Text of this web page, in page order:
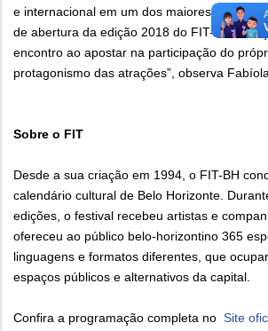
e internacional em um dos maiores festivais
de abertura da edição 2018 do FIT-BH
encontro ao apostar na participação do
protagonismo das atrações”, observa
Sobre o FIT
Desde a sua criação em 1994, o FIT-BH
calendário cultural de Belo Horizonte.
edições, o festival recebeu artistas e
ofereceu ao público belo-horizontino 365
linguagens e formatos diferentes, que
espaços públicos e alternativos da capital.
Confira a programação completa no Site